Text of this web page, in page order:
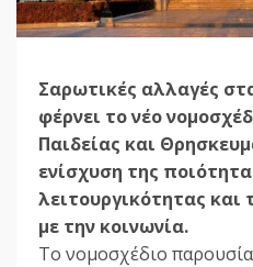
Σαρωτικές αλλαγές
φέρνει το νέο
Παιδείας και
ενίσχυση της
λειτουργικότητας και
με την κοινωνία.
Το νομοσχέδιο